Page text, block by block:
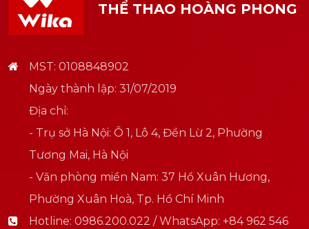
THỂ THAO HOÀNG PHONG
MST: 0108848902
Ngày thành lập: 31/07/2019
Địa chỉ:
- Trụ sở Hà Nội: Ô 1, Lô 4, Đền Lừ 2, Phường
Tương Mai, Hà Nội
- Văn phòng miền Nam: 37 Hồ Xuân Hương,
Phường Xuân Hoà, Tp. Hồ Chí Minh
Hotline: 0986.200.022 / WhatsApp: +84 962 546